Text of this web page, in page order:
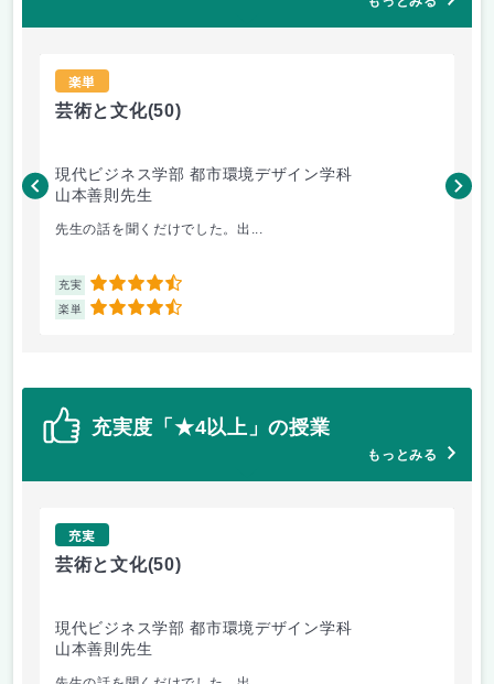
楽単
芸術と文化(50)
現代ビジネス学部 都市環境デザイン学科
山本善則先生
先生の話を聞くだけでした。出...
充実 4.5
楽単 4.5
松
充実度「★4以上」の授業
もっとみる
充実
芸術と文化(50)
現代ビジネス学部 都市環境デザイン学科
山本善則先生